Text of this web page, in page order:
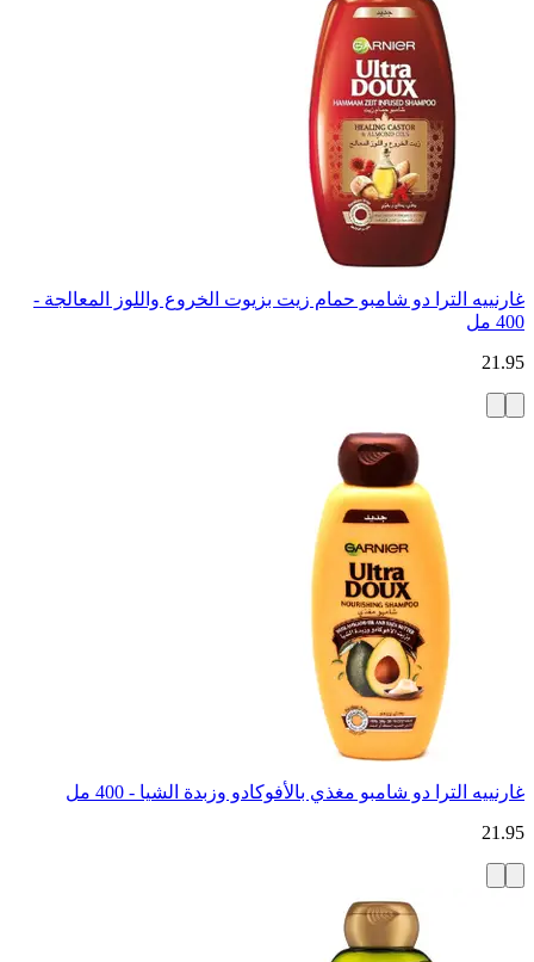
غارنييه الترا دو شامبو حمام زيت بزيوت الخروع واللوز المعالجة -
400 مل
21.95
غارنييه الترا دو شامبو مغذي بالأفوكادو وزبدة الشيا - 400 مل
21.95